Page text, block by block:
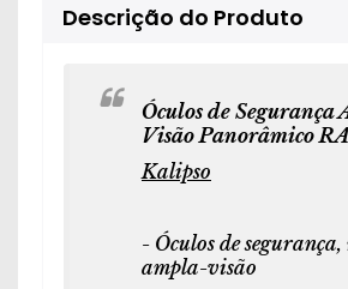
Descrição do Produto
Óculos de Segurança
Visão Panorâmico RA
Kalipso
- Óculos de segurança,
ampla-visão